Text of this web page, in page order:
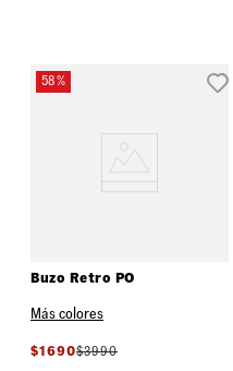
58 %
Buzo Retro PO
Más colores
$1690$3990